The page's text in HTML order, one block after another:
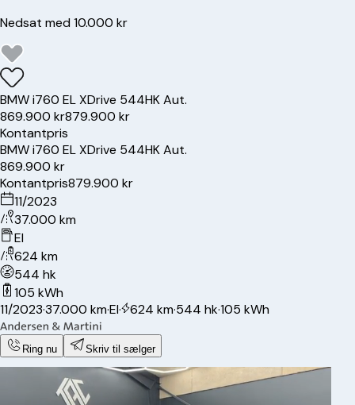
Nedsat med 10.000 kr
BMWi760 EL XDrive 544HK Aut.
869.900 kr879.900 kr
Kontantpris
BMWi760 EL XDrive 544HK Aut.
869.900 kr
Kontantpris879.900 kr
11/2023
37.000 km
El
624 km
544 hk
105 kWh
11/2023·37.000 km·El· 624 km·544 hk·105 kWh
Ring nu Skriv til sælger